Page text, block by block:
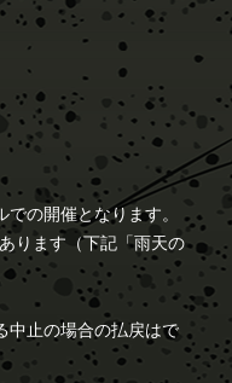
の開催となります。
ります（下記「雨天の
中止の場合の払戻はで